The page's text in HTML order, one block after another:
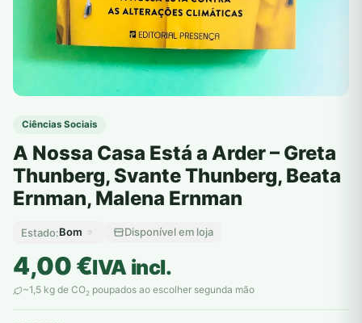
Ciências Sociais
A Nossa Casa Está a Arder – Greta
Thunberg, Svante Thunberg, Beata
Ernman, Malena Ernman
Estado:Bom Disponível em loja
4,00€IVA incl.
~1,5 kg de CO2 poupados ao escolher segunda mão